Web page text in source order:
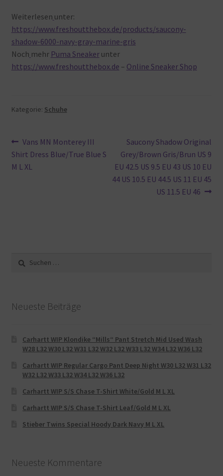
Weiterlesen unter:
https://www.freshoutthebox.de/products/saucony-
shadow-6000-navy-gray-marine-gris
Noch mehr Puma Sneakerunter
https://www.freshoutthebox.de – Online Sneaker Shop
Kategorie: Schuhe
Beitragsnavigation
Vorheriger
Beitrag:
Vans MN Monterey III
Shirt Dress Blue/True Blue S
M L XL
Nächster
Beitrag:
Saucony Shadow Original
Grey/Brown Gris/Brun US 9
EU 42.5 US 9.5 EU 43 US 10 EU
44 US 10.5 EU 44.5 US 11 EU 45
US 11.5 EU 46
Suche
nach:
Neueste Beiträge
Carhartt WIP Klondike “Mills“ Pant Stretch Mid Used Wash
W28 L32 W30 L32 W31 L32 W32 L32 W33 L32 W34 L32 W36 L32
Carhartt WIP Regular Cargo Pant Deep Night W30 L32 W31 L32
W32 L32 W33 L32 W34 L32 W36 L32
Carhartt WIP S/S Chase T-Shirt White/Gold M L XL
Carhartt WIP S/S Chase T-Shirt Leaf/Gold M L XL
Stieber Twins Special Hoody Dark Navy M L XL
Neueste Kommentare